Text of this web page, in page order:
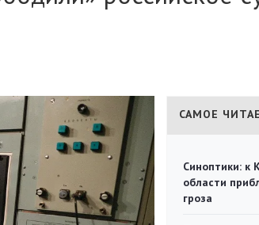
САМОЕ
Синоптики: к
области
гроза